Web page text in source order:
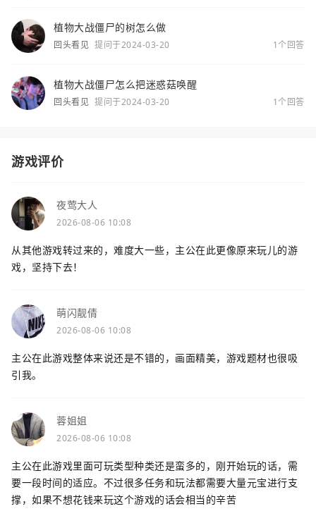
植物大战僵尸的树怎么做
回头看见 提问于2024-03-20 1个回答
植物大战僵尸怎么把迷惑菇唤醒
回头看见 提问于2024-03-20 1个回答
游戏评价
夜莺大人
2026-08-06 10:08
从其他游戏转过来的，难度大一些，主公在此更像原来玩儿的游
戏，坚持下去！
萌闪靓倩
2026-08-06 10:08
主公在此游戏整体来说还是不错的，画面精美，游戏题材也很吸
引我。
蓉姐姐
2026-08-06 10:08
主公在此游戏里面可玩类型种类还是蛮多的，刚开始玩的话，需
要一段时间的适应。不过很多任务和玩法都需要大量元宝进行支
撑，如果不想花钱来玩这个游戏的话会相当的辛苦